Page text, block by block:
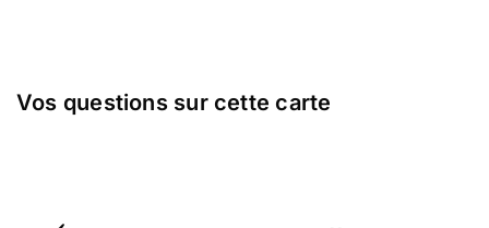
Vos questions sur cette carte